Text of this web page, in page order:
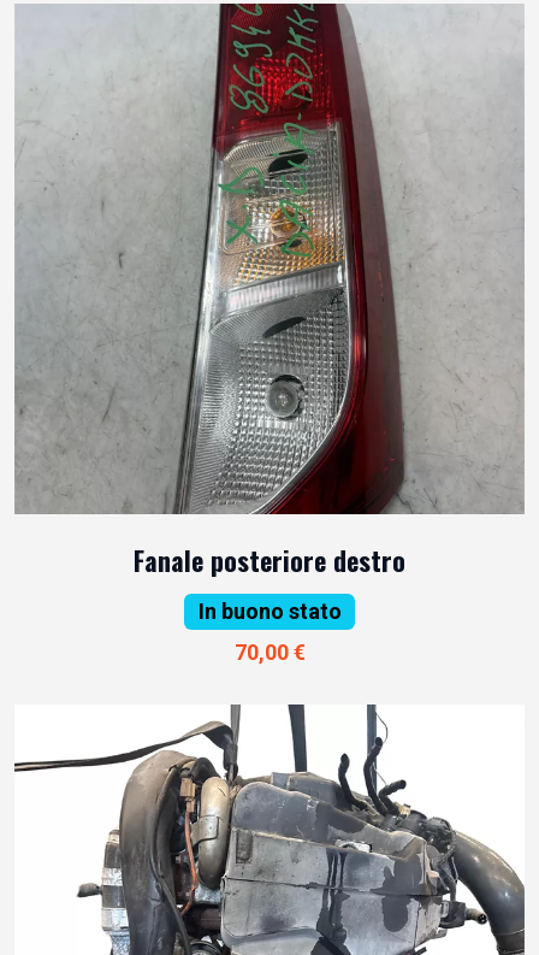
Fanale posteriore destro
In buono stato
70,00 €